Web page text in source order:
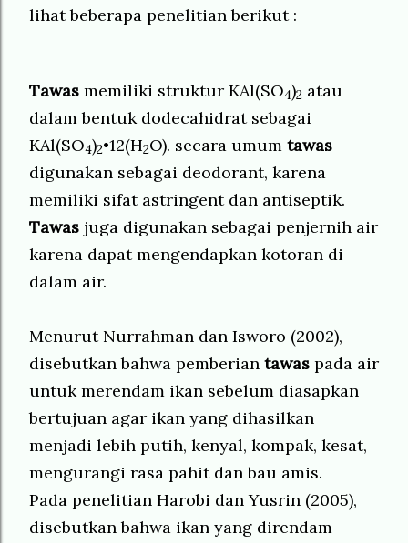
lihat beberapa penelitian berikut :
Tawas memiliki struktur KAl(SO4)2 atau
dalam bentuk dodecahidrat sebagai
KAl(SO4)2•12(H2O). secara umum tawas
digunakan sebagai deodorant, karena
memiliki sifat astringent dan antiseptik.
Tawas juga digunakan sebagai penjernih air
karena dapat mengendapkan kotoran di
dalam air.
Menurut Nurrahman dan Isworo (2002),
disebutkan bahwa pemberian tawas pada air
untuk merendam ikan sebelum diasapkan
bertujuan agar ikan yang dihasilkan
menjadi lebih putih, kenyal, kompak, kesat,
mengurangi rasa pahit dan bau amis.
Pada penelitian Harobi dan Yusrin (2005),
disebutkan bahwa ikan yang direndam